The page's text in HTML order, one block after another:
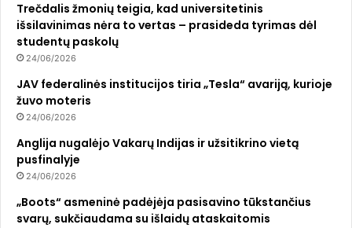
Trečdalis žmonių teigia, kad universitetinis
išsilavinimas nėra to vertas – prasideda tyrimas dėl
studentų paskolų
24/06/2026
JAV federalinės institucijos tiria „Tesla“ avariją, kurioje
žuvo moteris
24/06/2026
Anglija nugalėjo Vakarų Indijas ir užsitikrino vietą
pusfinalyje
24/06/2026
„Boots“ asmeninė padėjėja pasisavino tūkstančius
svarų, sukčiaudama su išlaidų ataskaitomis